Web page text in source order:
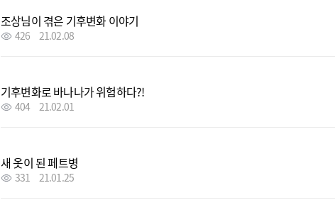
조상님이 겪은 기후변화 이야기
426 21.02.08
기후변화로 바나나가 위험하다?!
404 21.02.01
새 옷이 된 페트병
331 21.01.25